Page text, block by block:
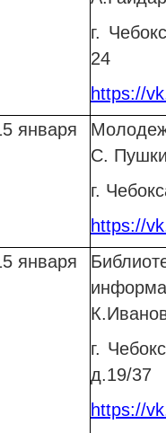
г.
24
https://
января
С.
г.
https://
января
г.
д.19/37
https://